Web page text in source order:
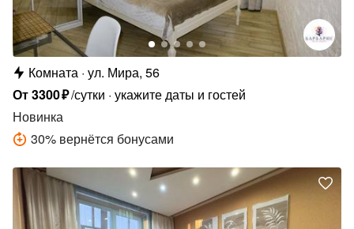
Комната ул. Мира, 56
От3300₽/сутки укажите даты и гостей
Новинка
30% вернётся бонусами